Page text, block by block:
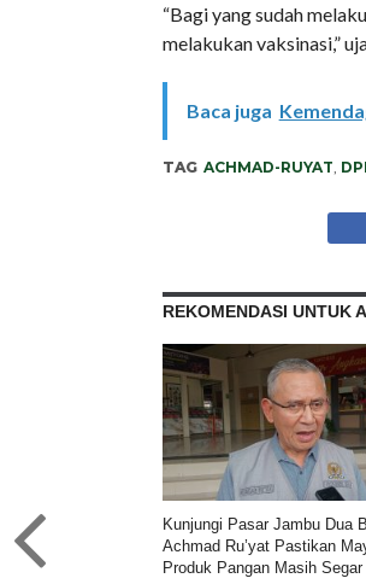
“Bagi yang sudah
melakukan vaksinasi,”
Baca juga
TAG ACHMAD-RUYAT
REKOMENDASI UNTUK
Kunjungi Pasar Jambu Dua
Achmad Ru’yat Pastikan
Produk Pangan Masih Segar